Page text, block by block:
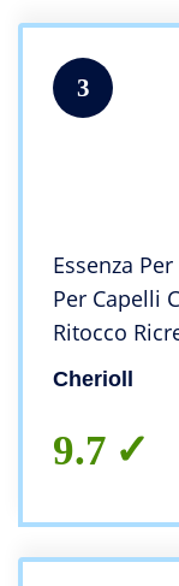
3
Essenza
Per Capelli
Ritocco
Capellim,
Cherioll
9.7